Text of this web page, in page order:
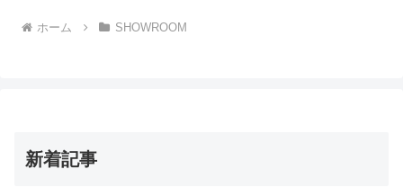
ホーム SHOWROOM
新着記事